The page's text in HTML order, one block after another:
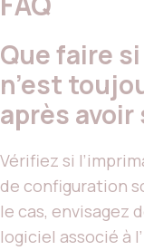
Que faire
n’est
après
Vérifiez si
de configuration
le cas, envisagez
logiciel associé à